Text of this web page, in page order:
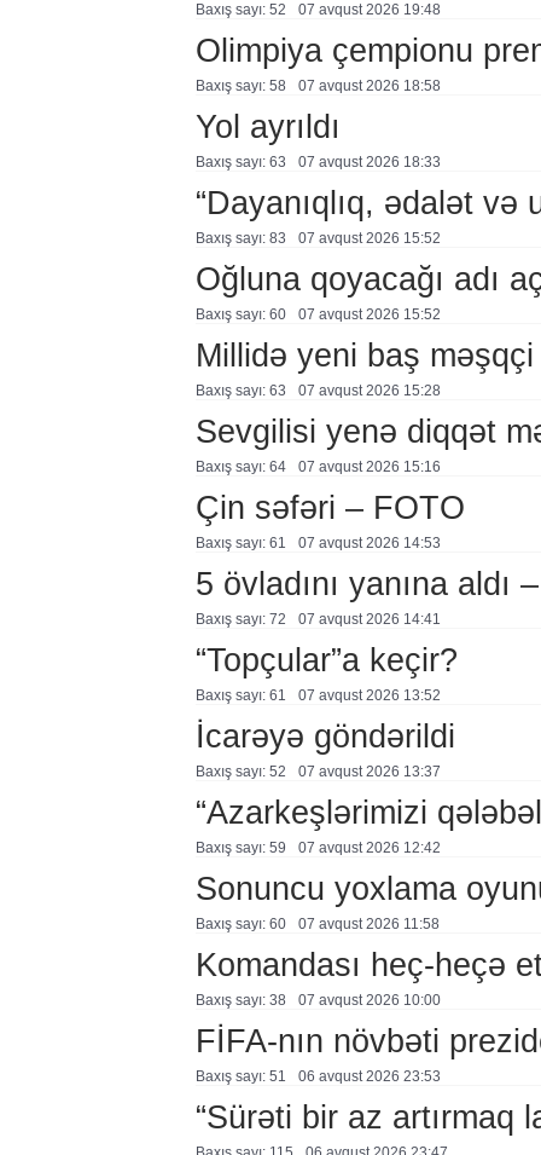
Baxış sayı: 52 07 avqust 2026 19:48
Olimpiya çempionu
Baxış sayı: 58 07 avqust 2026 18:58
Yol ayrıldı
Baxış sayı: 63 07 avqust 2026 18:33
“Dayanıqlıq, ədalət
Baxış sayı: 83 07 avqust 2026 15:52
Oğluna qoyacağı adı
Baxış sayı: 60 07 avqust 2026 15:52
Millidə yeni baş məşqçi
Baxış sayı: 63 07 avqust 2026 15:28
Sevgilisi yenə diqqət
Baxış sayı: 64 07 avqust 2026 15:16
Çin səfəri – FOTO
Baxış sayı: 61 07 avqust 2026 14:53
5 övladını yanına aldı
Baxış sayı: 72 07 avqust 2026 14:41
“Topçular”a keçir?
Baxış sayı: 61 07 avqust 2026 13:52
İcarəyə göndərildi
Baxış sayı: 52 07 avqust 2026 13:37
“Azarkeşlərimizi
Baxış sayı: 59 07 avqust 2026 12:42
Sonuncu yoxlama
Baxış sayı: 60 07 avqust 2026 11:58
Komandası heç-heçə
Baxış sayı: 38 07 avqust 2026 10:00
FİFA-nın növbəti
Baxış sayı: 51 06 avqust 2026 23:53
“Sürəti bir az artırmaq